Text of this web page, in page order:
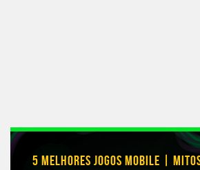
5 MELHORES JOGOS MOBILE |